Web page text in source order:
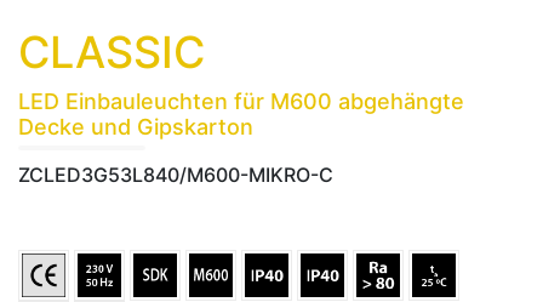
CLASSIC
LED Einbauleuchten für M600 abgehängte
Decke und Gipskarton
ZCLED3G53L840/M600-MIKRO-C